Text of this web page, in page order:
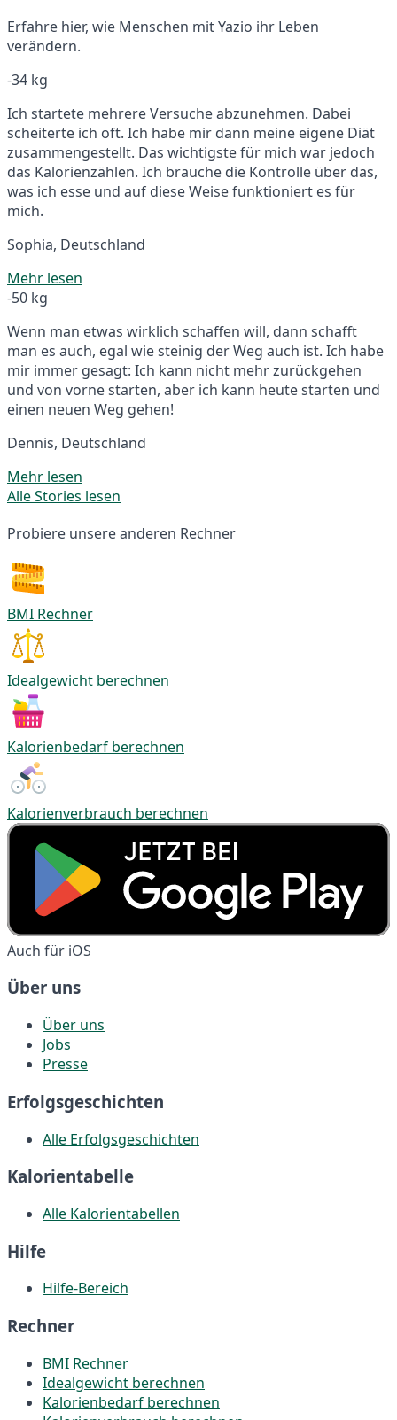
Erfahre hier, wie Menschen mit Yazio ihr Leben
verändern.
-34 kg
Ich startete mehrere Versuche abzunehmen. Dabei
scheiterte ich oft. Ich habe mir dann meine eigene Diät
zusammengestellt. Das wichtigste für mich war jedoch
das Kalorienzählen. Ich brauche die Kontrolle über das,
was ich esse und auf diese Weise funktioniert es für
mich.
Sophia, Deutschland
Mehr lesen
-50 kg
Wenn man etwas wirklich schaffen will, dann schafft
man es auch, egal wie steinig der Weg auch ist. Ich habe
mir immer gesagt: Ich kann nicht mehr zurückgehen
und von vorne starten, aber ich kann heute starten und
einen neuen Weg gehen!
Dennis, Deutschland
Mehr lesen
Alle Stories lesen
Probiere unsere anderen Rechner
BMI Rechner
Idealgewicht berechnen
Kalorienbedarf berechnen
Kalorienverbrauch berechnen
Auch für iOS
Über uns
Über uns
Jobs
Presse
Erfolgsgeschichten
Alle Erfolgsgeschichten
Kalorientabelle
Alle Kalorientabellen
Hilfe
Hilfe-Bereich
Rechner
BMI Rechner
Idealgewicht berechnen
Kalorienbedarf berechnen